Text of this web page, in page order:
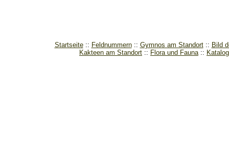
Startseite Feldnummern Gymnos am Standort
Bild
Kakteen am Standort
Flora und Fauna Katalog